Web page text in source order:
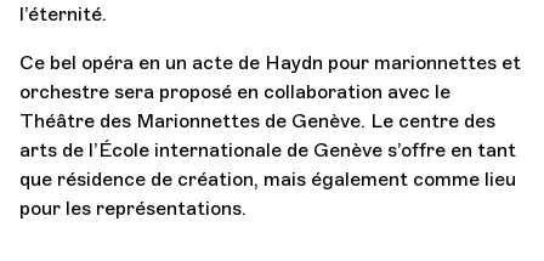
l’éternité.
Ce bel opéra en un acte de Haydn pour marionnettes et
orchestre sera proposé en collaboration avec le
Théâtre des Marionnettes de Genève. Le centre des
arts de l’École internationale de Genève s’offre en tant
que résidence de création, mais également comme lieu
pour les représentations.